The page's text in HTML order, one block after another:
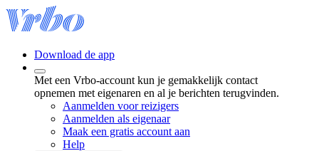
Download de app
Met een Vrbo-account kun je gemakkelijk contact
opnemen met eigenaren en al je berichten terugvinden.
Aanmelden voor reizigers
Aanmelden als eigenaar
Maak een gratis account aan
Help